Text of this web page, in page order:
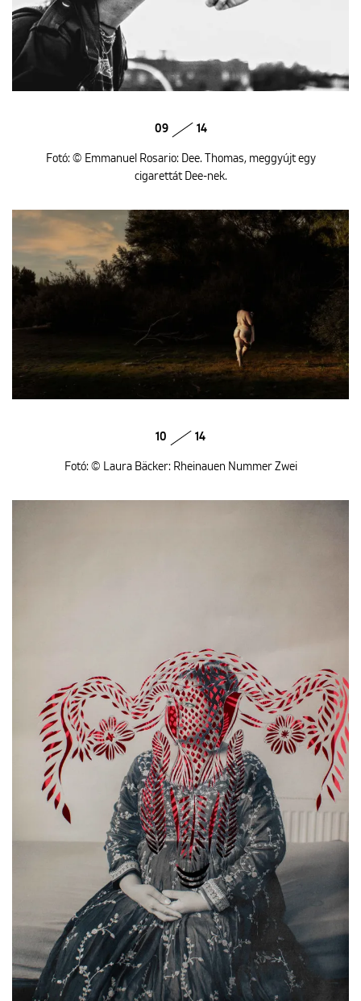
09 14
Fotó: © Emmanuel Rosario: Dee. Thomas, meggyújt egy
cigarettát Dee-nek.
10 14
Fotó: © Laura Bäcker: Rheinauen Nummer Zwei